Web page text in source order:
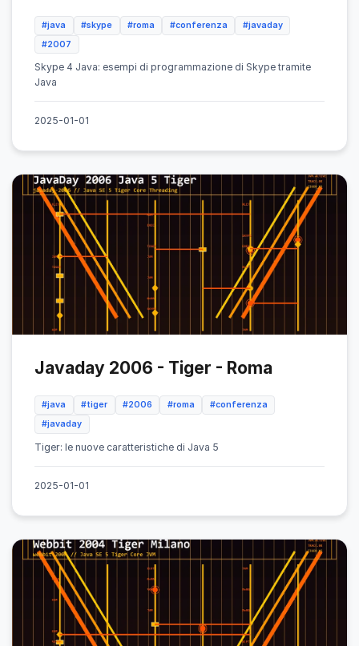
#java #skype #roma #conferenza
#javaday
#2007
Skype 4 Java: esempi di programmazione di Skype tramite
Java
2025-01-01
Javaday 2006 - Tiger - Roma
#java #tiger #2006 #roma
#conferenza
#javaday
Tiger: le nuove caratteristiche di Java 5
2025-01-01